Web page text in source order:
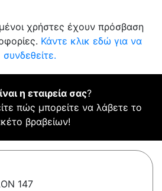
χρήστες έχουν πρόσβαση
Κάντε κλικ εδώ για να
συνδεθείτε.
η εταιρεία σας?
πώς μπορείτε να λάβετε το
βραβείων!
147